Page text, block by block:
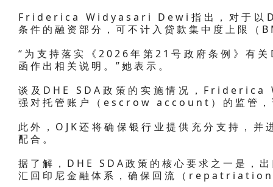
Friderica Widyasari Dewi指出，对于以
条件的融资部分，可不计入贷款集中度上限（
“为支持落实《2026年第21号政府条例》有
函作出相关说明。”她表示。
谈及DHE SDA政策的实施情况，
强对托管账户（escrow account）的监管，
此外，OJK还将确保银行业提供充分支持，
配合。
据了解，DHE SDA政策的核心要求之一是，
汇回印尼金融体系，确保回流（repatriation